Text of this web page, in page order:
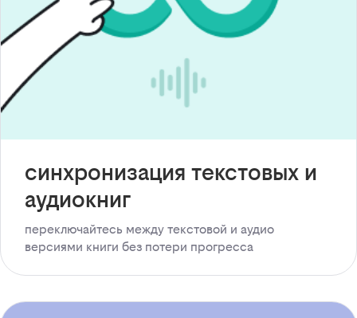
синхронизация текстовых и
аудиокниг
переключайтесь между текстовой и аудио
версиями книги без потери прогресса